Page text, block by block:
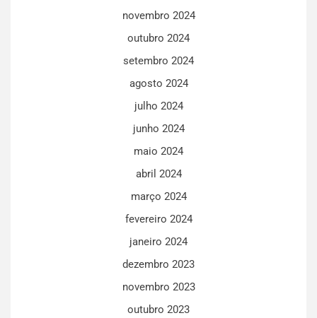
novembro 2024
outubro 2024
setembro 2024
agosto 2024
julho 2024
junho 2024
maio 2024
abril 2024
março 2024
fevereiro 2024
janeiro 2024
dezembro 2023
novembro 2023
outubro 2023